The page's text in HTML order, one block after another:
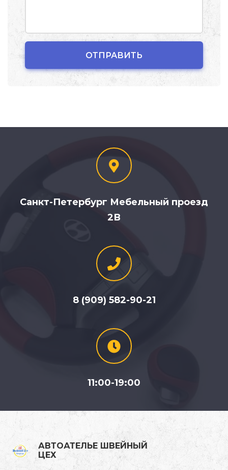
Санкт-Петербург Мебельный проезд
2В
8 (909) 582-90-21
11:00-19:00
АВТОАТЕЛЬЕ ШВЕЙНЫЙ
ЦЕХ